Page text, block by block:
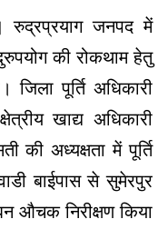
रुद्रप्रयाग जनपद में
की रोकथाम हेतु
पूर्ति अधिकारी
खाद्य अधिकारी
की अध्यक्षता में पूर्ति
बाईपास से सुमेरपुर
औचक निरीक्षण किया